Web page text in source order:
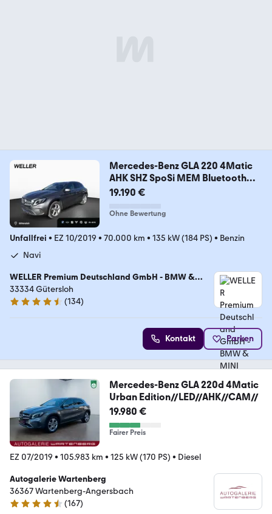
Mercedes-Benz GLA 220 4Matic
AHK SHZ SpoSi MEM Bluetooth
Navi
19.190 €
Ohne Bewertung
Unfallfrei • EZ 10/2019 • 70.000 km • 135 kW (184 PS) • Benzin
Navi
WELLER Premium Deutschland GmbH - BMW &
MINI Vertragshändler
33334 Gütersloh
4.6 Sterne
(134)
Kontakt Parken
Mercedes-Benz GLA 220d 4Matic
Urban Edition//LED//AHK//CAM//
19.980 €
Fairer Preis
EZ 07/2019 • 105.983 km • 125 kW (170 PS) • Diesel
Autogalerie Wartenberg
36367 Wartenberg-Angersbach
4.3 Sterne
(167)